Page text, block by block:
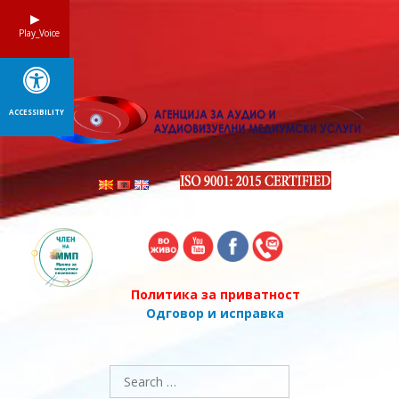
Политика за приватност
Одговор и исправка
Search
for:
Play_Voice
ACCESSIBILITY